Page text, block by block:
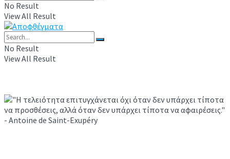
No Result
View All Result
No Result
View All Result